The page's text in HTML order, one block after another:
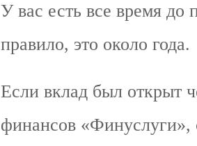
У вас есть все время
правило, это около года.
Если вклад был открыт
финансов «Финуслуги»,